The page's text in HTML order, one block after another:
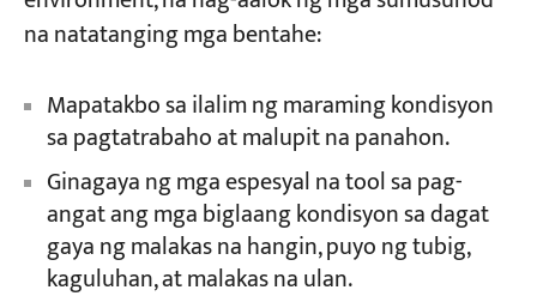
na natatanging mga bentahe:
Mapatakbo sa ilalim ng maraming kondisyon
sa pagtatrabaho at malupit na panahon.
Ginagaya ng mga espesyal na tool sa pag-
angat ang mga biglaang kondisyon sa dagat
gaya ng malakas na hangin, puyo ng tubig,
kaguluhan, at malakas na ulan.